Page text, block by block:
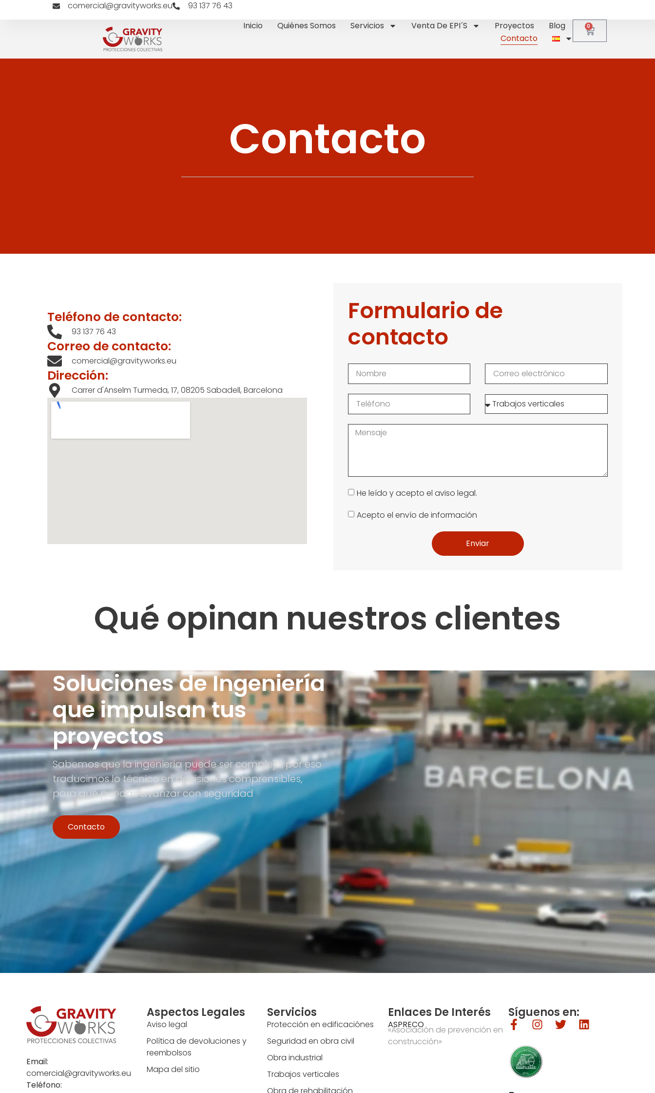
comercial@gravityworks.eu
93 137 76 43
Inicio
Quiénes Somos Servicios Venta De EPI´s Proyectos
Blog
Contacto
0
Contacto
Teléfono de contacto:
93 137 76 43
Correo de contacto:
comercial@gravityworks.eu
Dirección:
Carrer d'Anselm Turmeda, 17, 08205 Sabadell, Barcelona
Formulario de
contacto
He leído y acepto el aviso legal.
Acepto el envío de información
Enviar
Qué opinan nuestros clientes
Soluciones de Ingeniería
que impulsan tus
proyectos
Sabemos que la ingeniería puede ser compleja, por eso
traducimos lo técnico en decisiones comprensibles,
para que puedas avanzar con seguridad
Contacto
Email:
comercial@gravityworks.eu
Teléfono:
Aspectos Legales
Aviso legal
Política de devoluciones y
reembolsos
Mapa del sitio
Servicios
Protección en edificaciónes
Seguridad en obra civil
Obra industrial
Trabajos verticales
Obra de rehabilitación
Enlaces De Interés
ASPRECO
«Asociación de prevención en
construcción»
Síguenos en: